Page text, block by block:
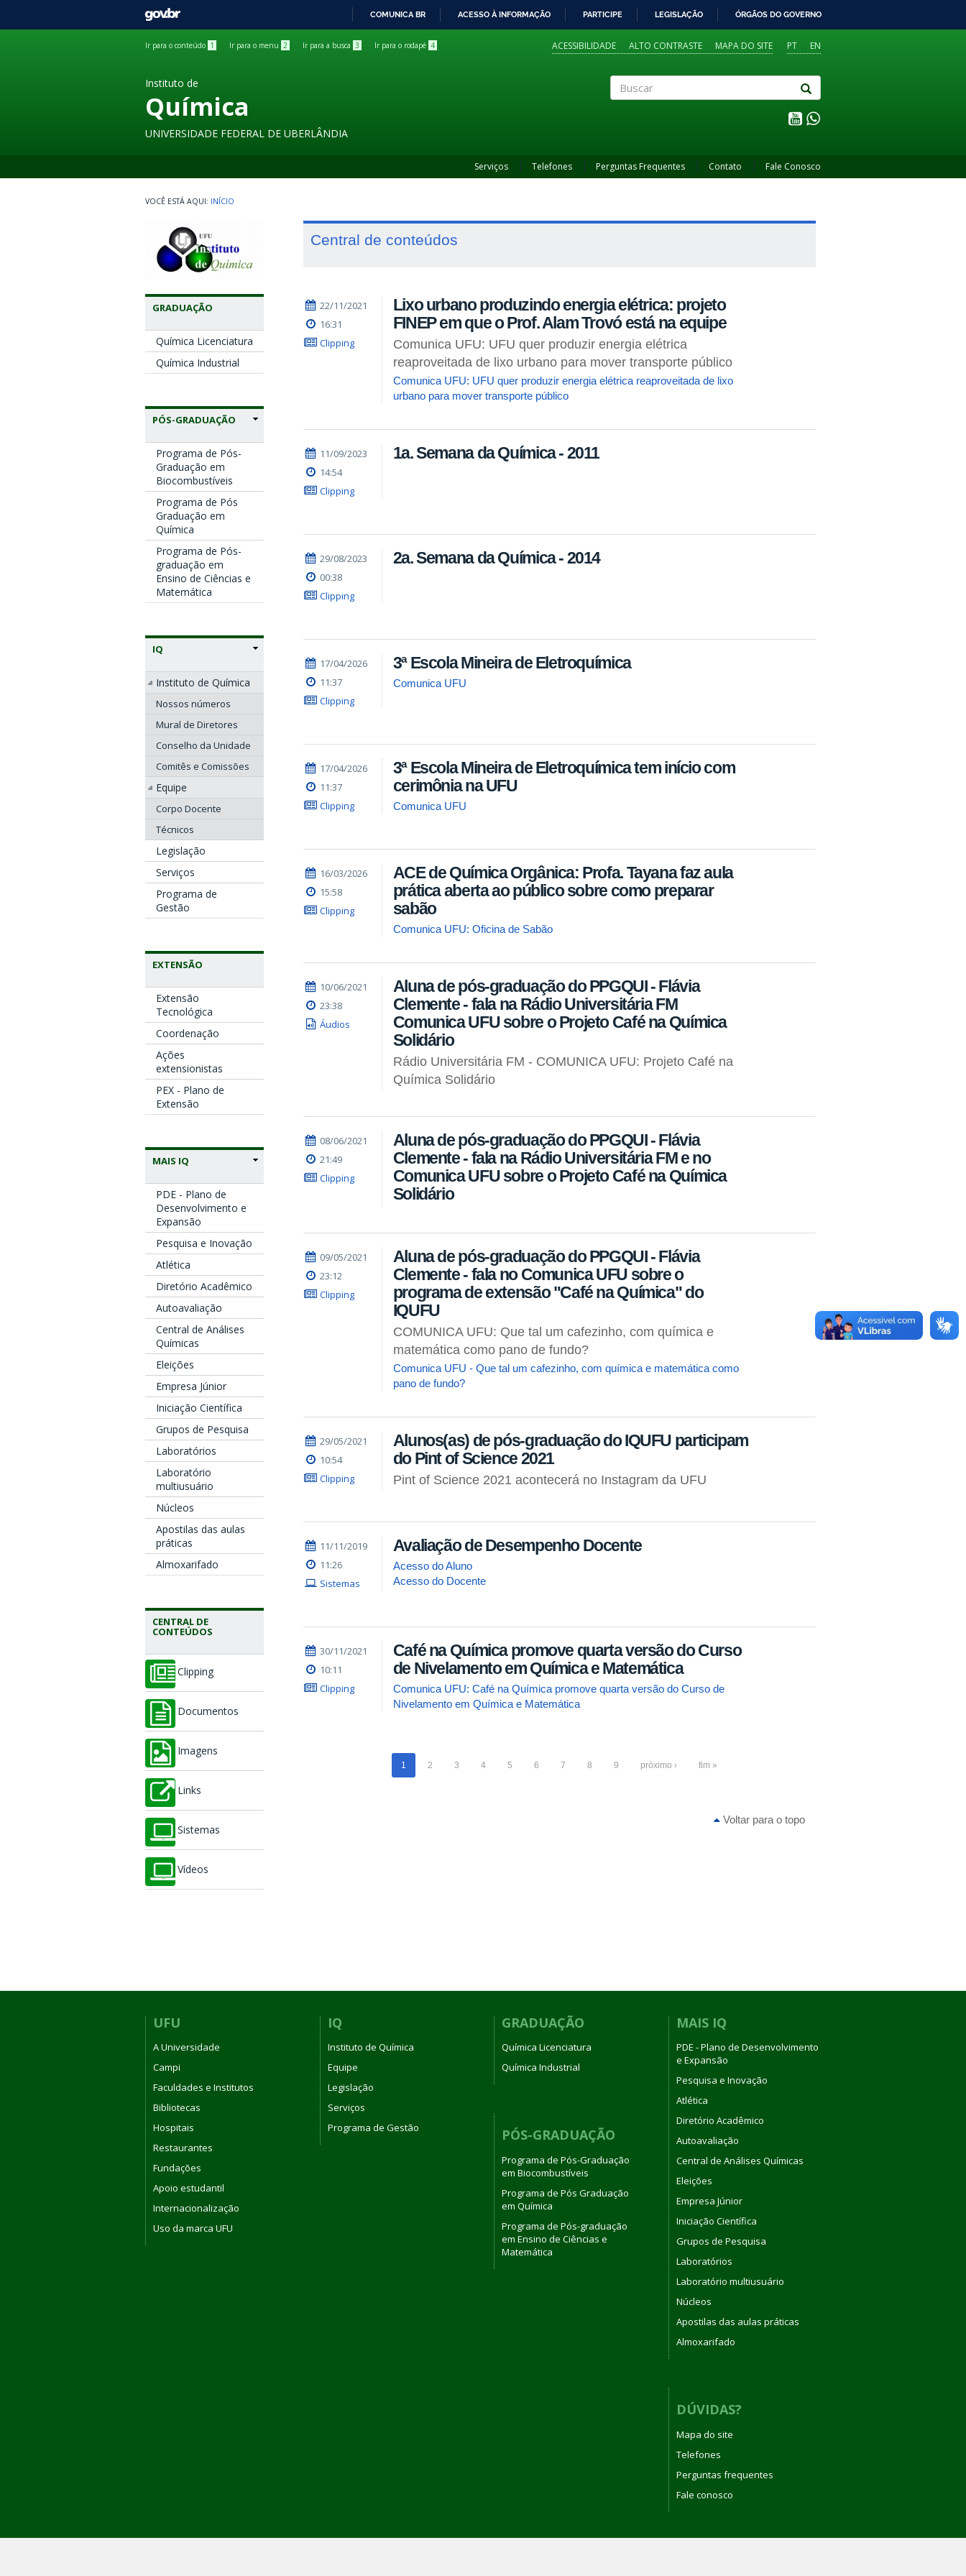
GOVBR
COMUNICA BR ACESSO À INFORMAÇÃO PARTICIPE LEGISLAÇÃO ÓRGÃOS DO GOVERNO
Ir para o conteúdo 1 Ir para o menu 2 Ir para a busca 3 Ir para o rodapé 4 PT EN
ACESSIBILIDADE ALTO CONTRASTE MAPA DO SITE
Instituto de
Química
UNIVERSIDADE FEDERAL DE UBERLÂNDIA
Serviços Telefones Perguntas Frequentes Contato Fale Conosco
INÍCIO
GRADUAÇÃO
Química Licenciatura
Química Industrial
PÓS-GRADUAÇÃO
Programa de Pós-
Graduação em
Biocombustíveis
Programa de Pós
Graduação em
Química
Programa de Pós-
graduação em
Ensino de Ciências e
Matemática
IQ
Instituto de Química
Nossos números
Mural de Diretores
Conselho da Unidade
Comitês e Comissões
Equipe
Corpo Docente
Técnicos
Legislação
Serviços
Programa de
Gestão
EXTENSÃO
Extensão
Tecnológica
Coordenação
Ações
extensionistas
PEX - Plano de
Extensão
MAIS IQ
PDE - Plano de
Desenvolvimento e
Expansão
Pesquisa e Inovação
Atlética
Diretório Acadêmico
Autoavaliação
Central de Análises
Químicas
Eleições
Empresa Júnior
Iniciação Científica
Grupos de Pesquisa
Laboratórios
Laboratório
multiusuário
Núcleos
Apostilas das aulas
práticas
Almoxarifado
CENTRAL DE
CONTEÚDOS
Clipping
Documentos
Imagens
Links
Sistemas
Vídeos
Central de conteúdos
22/11/2021
16:31
Clipping
Lixo urbano produzindo energia elétrica: projeto
FINEP em que o Prof. Alam Trovó está na equipe
Comunica UFU: UFU quer produzir energia elétrica
reaproveitada de lixo urbano para mover transporte público
Comunica UFU: UFU quer produzir energia elétrica reaproveitada de lixo
urbano para mover transporte público
11/09/2023
14:54
Clipping
1a. Semana da Química - 2011
29/08/2023
00:38
Clipping
2a. Semana da Química - 2014
17/04/2026
11:37
Clipping
3ª Escola Mineira de Eletroquímica
Comunica UFU
17/04/2026
11:37
Clipping
3ª Escola Mineira de Eletroquímica tem início com
cerimônia na UFU
Comunica UFU
16/03/2026
15:58
Clipping
ACE de Química Orgânica: Profa. Tayana faz aula
prática aberta ao público sobre como preparar
sabão
Comunica UFU: Oficina de Sabão
10/06/2021
23:38
Áudios
Aluna de pós-graduação do PPGQUI - Flávia
Clemente - fala na Rádio Universitária FM
Comunica UFU sobre o Projeto Café na Química
Solidário
Rádio Universitária FM - COMUNICA UFU: Projeto Café na
Química Solidário
08/06/2021
21:49
Clipping
Aluna de pós-graduação do PPGQUI - Flávia
Clemente - fala na Rádio Universitária FM e no
Comunica UFU sobre o Projeto Café na Química
Solidário
09/05/2021
23:12
Clipping
Aluna de pós-graduação do PPGQUI - Flávia
Clemente - fala no Comunica UFU sobre o
programa de extensão "Café na Química" do
IQUFU
COMUNICA UFU: Que tal um cafezinho, com química e
matemática como pano de fundo?
Comunica UFU - Que tal um cafezinho, com química e matemática como
pano de fundo?
29/05/2021
10:54
Clipping
Alunos(as) de pós-graduação do IQUFU participam
do Pint of Science 2021
Pint of Science 2021 acontecerá no Instagram da UFU
11/11/2019
11:26
Sistemas
Avaliação de Desempenho Docente
Acesso do Aluno
Acesso do Docente
30/11/2021
10:11
Clipping
Café na Química promove quarta versão do Curso
de Nivelamento em Química e Matemática
Comunica UFU: Café na Química promove quarta versão do Curso de
Nivelamento em Química e Matemática
1 2 3 4 5 6 7 8 9 próximo › fim »
Voltar para o topo
UFU
A Universidade
Campi
Faculdades e Institutos
Bibliotecas
Hospitais
Restaurantes
Fundações
Apoio estudantil
Internacionalização
Uso da marca UFU
IQ
Instituto de Química
Equipe
Legislação
Serviços
Programa de Gestão
GRADUAÇÃO
Química Licenciatura
Química Industrial
PÓS-GRADUAÇÃO
Programa de Pós-Graduação
em Biocombustíveis
Programa de Pós Graduação
em Química
Programa de Pós-graduação
em Ensino de Ciências e
Matemática
MAIS IQ
PDE - Plano de Desenvolvimento
e Expansão
Pesquisa e Inovação
Atlética
Diretório Acadêmico
Autoavaliação
Central de Análises Químicas
Eleições
Empresa Júnior
Iniciação Científica
Grupos de Pesquisa
Laboratórios
Laboratório multiusuário
Núcleos
Apostilas das aulas práticas
Almoxarifado
DÚVIDAS?
Mapa do site
Telefones
Perguntas frequentes
Fale conosco